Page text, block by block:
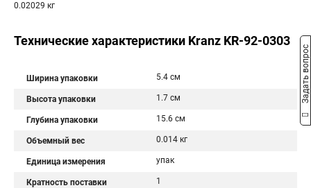
0.02029 кг
Технические характеристики Kranz KR-92-0303
Ширина упаковки 5.4 см
Высота упаковки 1.7 см
Глубина упаковки 15.6 см
Объемный вес 0.014 кг
Единица измерения упак
Кратность поставки 1
Задать вопрос